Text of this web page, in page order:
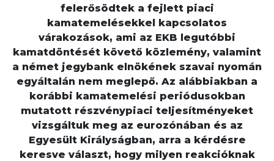
felerősödtek a fejlett piaci
kamatemelésekkel kapcsolatos
várakozások, ami az EKB legutóbbi
kamatdöntését követő közlemény, valamint
a német jegybank elnökének szavai nyomán
egyáltalán nem meglepő. Az alábbiakban a
korábbi kamatemelési periódusokban
mutatott részvénypiaci teljesítményeket
vizsgáltuk meg az eurozónában és az
Egyesült Királyságban, arra a kérdésre
keresve választ, hogy milyen reakcióknak